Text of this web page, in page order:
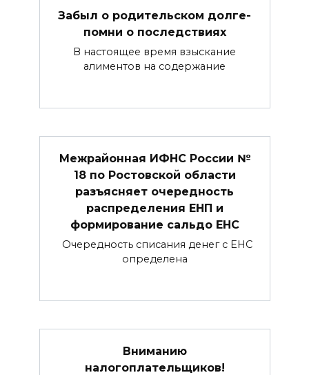
Забыл о родительском долге-
помни о последствиях
В настоящее время взыскание
алиментов на содержание
Межрайонная ИФНС России №
18 по Ростовской области
разъясняет очередность
распределения ЕНП и
формирование сальдо ЕНС
Очередность списания денег с ЕНС
определена
Вниманию
налогоплательщиков!